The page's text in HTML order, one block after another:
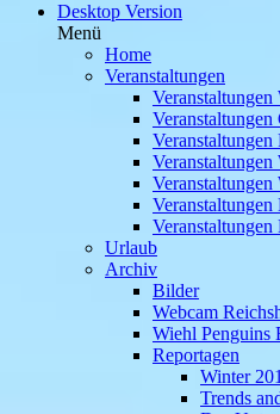
Desktop Version
Menü
Home
Veranstaltungen
Veranstaltungen
Veranstaltungen
Veranstaltungen
Veranstaltungen
Veranstaltungen
Urlaub
Archiv
Bilder
Webcam
Wiehl Penguins
Reportagen
Winter
Trends